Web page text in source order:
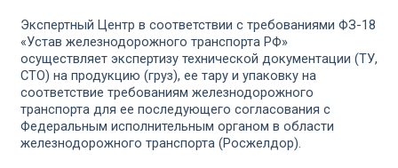
Экспертный Центр в соответствии с требованиями ФЗ-18
«Устав железнодорожного транспорта РФ»
осуществляет экспертизу технической документации (ТУ,
СТО) на продукцию (груз), ее тару и упаковку на
соответствие требованиям железнодорожного
транспорта для ее последующего согласования с
Федеральным исполнительным органом в области
железнодорожного транспорта (Росжелдор).